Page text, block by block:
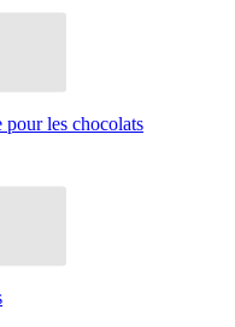
pour les chocolats